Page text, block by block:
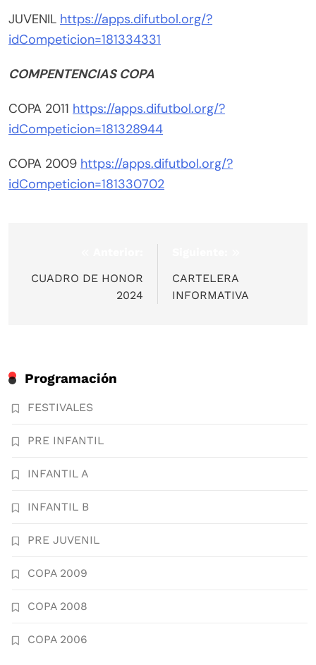
JUVENIL https://apps.difutbol.org/?
idCompeticion=181334331
COMPENTENCIAS COPA
COPA 2011 https://apps.difutbol.org/?
idCompeticion=181328944
COPA 2009 https://apps.difutbol.org/?
idCompeticion=181330702
de
CUADRO DE HONOR
2024
CARTELERA
INFORMATIVA
Programación
FESTIVALES
PRE INFANTIL
INFANTIL A
INFANTIL B
PRE JUVENIL
COPA 2009
COPA 2008
COPA 2006